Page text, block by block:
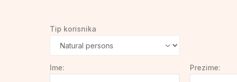
Tip korisnika
Ime: Prezime: